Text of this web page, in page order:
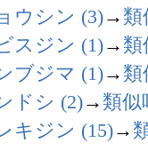
ウシン (3)→ 類
スジン (1)→ 類
ブジマ (1)→ 類
ドシ (2)→ 類似
キジン (15)→